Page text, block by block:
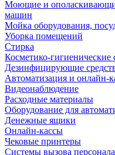
Моющие и
машин
Мойка оборудования,
Уборка помещений
Стирка
Косметико-гигиенические
Дезинфицирующие
Автоматизация и онлайн-
Видеонаблюдение
Расходные материалы
Оборудование для
Денежные ящики
Онлайн-кассы
Чековые принтеры
Системы вызова персонала